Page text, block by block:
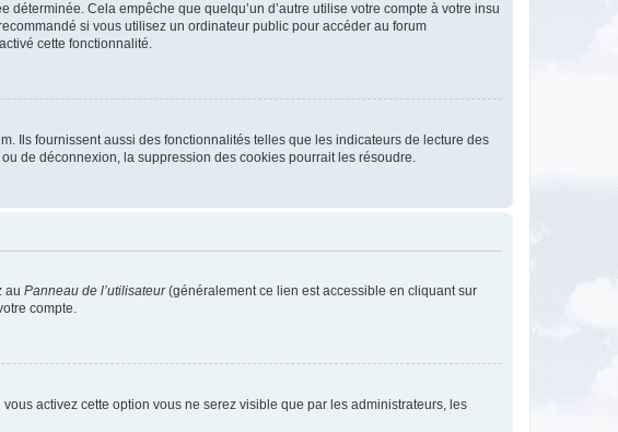
Cela empêche que quelqu’un d’autre utilise votre compte à votre insu
si vous utilisez un ordinateur public pour accéder au forum
cette fonctionnalité.
Ils fournissent aussi des fonctionnalités telles que les indicateurs de lecture des
de déconnexion, la suppression des cookies pourrait les résoudre.
au Panneau de l’utilisateur(généralement ce lien est accessible en cliquant sur
compte.
vous activez cette option vous ne serez visible que par les administrateurs, les